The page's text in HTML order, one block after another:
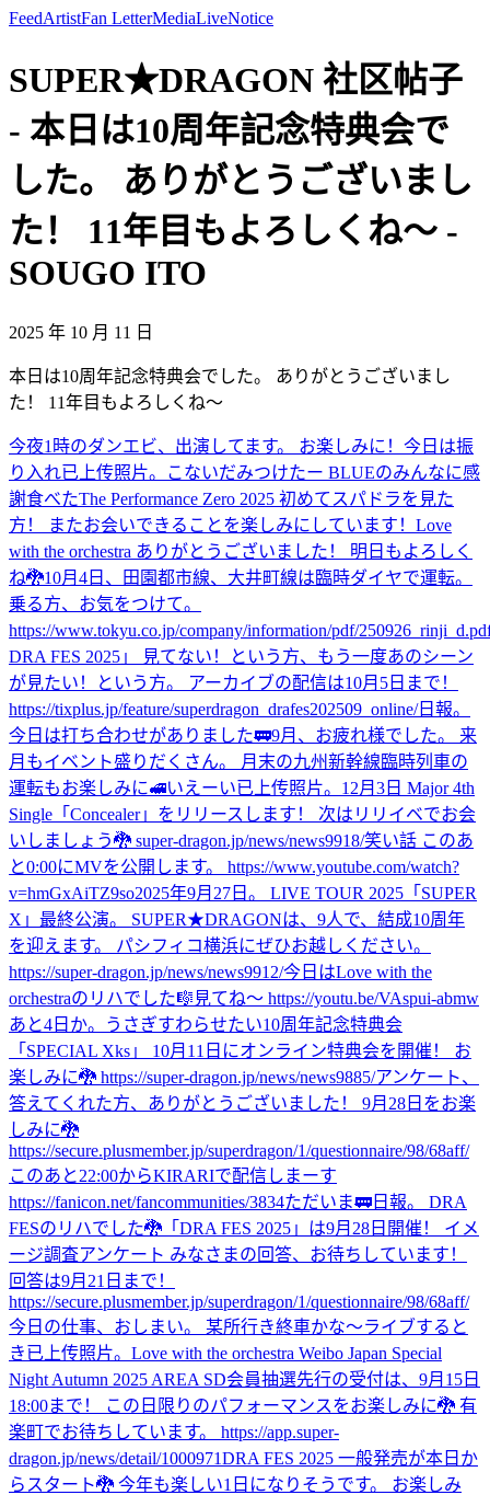
FeedArtistFan LetterMediaLiveNotice
SUPER★DRAGON 社区帖子
- 本日は10周年記念特典会で
した。 ありがとうございまし
た！ 11年目もよろしくね〜 -
SOUGO ITO
2025 年 10 月 11 日
本日は10周年記念特典会でした。 ありがとうございまし
た！ 11年目もよろしくね〜
今夜1時のダンエビ、出演してます。 お楽しみに！ 今日は振
り入れ已上传照片。
こないだみつけたー BLUEのみんなに感
謝食べたThe Performance Zero 2025 初めてスパドラを見た
方！ またお会いできることを楽しみにしています！ Love
with the orchestra ありがとうございました！ 明日もよろしく
ね🐉10月4日、田園都市線、大井町線は臨時ダイヤで運転。
乗る方、お気をつけて。
https://www.tokyu.co.jp/company/information/pdf/
DRA FES 2025」 見てない！という方、もう一度あのシーン
が見たい！という方。 アーカイブの配信は10月5日まで！
https://tixplus.jp/feature/superdragon_drafes202509_online/日報。
今日は打ち合わせがありました🚃9月、お疲れ様でした。 来
月もイベント盛りだくさん。 月末の九州新幹線臨時列車の
運転もお楽しみに🚅いえーい已上传照片。 12月3日 Major 4th
Single「Concealer」をリリースします！ 次はリリイベでお会
いしましょう🐉 super-dragon.jp/news/news9918/笑い話 このあ
と0:00にMVを公開します。 https://www.youtube.com/watch?
v=hmGxAiTZ9so2025年9月27日。 LIVE TOUR 2025「SUPER
X」最終公演。 SUPER★DRAGONは、9人で、結成10周年
を迎えます。 パシフィコ横浜にぜひお越しください。
https://super-dragon.jp/news/news9912/今日はLove with the
orchestraのリハでした🎼 見てね〜 https://youtu.be/VAspui-abmw
あと4日か。
うさぎすわらせたい10周年記念特典会
「SPECIAL Xks」 10月11日にオンライン特典会を開催！ お
楽しみに🐉 https://super-dragon.jp/news/news9885/アンケート、
答えてくれた方、ありがとうございました！ 9月28日をお楽
しみに🐉
https://secure.plusmember.jp/superdragon/1/questionnaire/98/68aff/
このあと22:00からKIRARIで配信しまーす
https://fanicon.net/fancommunities/3834ただいま🚃 日報。 DRA
FESのリハでした🐉 「DRA FES 2025」は9月28日開催！ イメ
ージ調査アンケート みなさまの回答、お待ちしています！
回答は9月21日まで！
https://secure.plusmember.jp/superdragon/1/questionnaire/98/68aff/
今日の仕事、おしまい。 某所行き終車かな〜ライブすると
き已上传照片。 Love with the orchestra Weibo Japan Special
Night Autumn 2025 AREA SD会員抽選先行の受付は、9月15日
18:00まで！ この日限りのパフォーマンスをお楽しみに🐉 有
楽町でお待ちしています。 https://app.super-
dragon.jp/news/detail/1000971DRA FES 2025 一般発売が本日か
らスタート🐉 今年も楽しい1日になりそうです。 お楽しみ